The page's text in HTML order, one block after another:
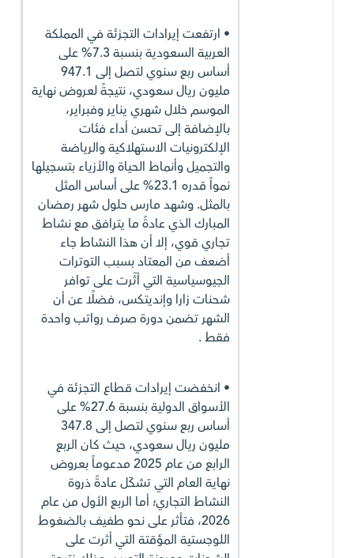
• ارتفعت إيرادات التجزئة في المملكة
العربية السعودية بنسبة 7.3% على
أساس ربع سنوي لتصل إلى 947.1
مليون ريال سعودي، نتيجةً لعروض نهاية
الموسم خلال شهري يناير وفبراير،
بالإضافة إلى تحسن أداء فئات
الإلكترونيات الاستهلاكية والرياضة
والتجميل وأنماط الحياة والأزياء بتسجيلها
نمواً قدره 23.1% على أساس المثل
بالمثل. وشهد مارس حلول شهر رمضان
المبارك الذي عادةً ما يترافق مع نشاط
تجاري قوي، إلا أن هذا النشاط جاء
أضعف من المعتاد بسبب التوترات
الجيوسياسية التي أثّرت على توافر
شحنات زارا وإنديتكس، فضلًا عن أن
الشهر تضمن دورة صرف رواتب واحدة
فقط .
• انخفضت إيرادات قطاع التجزئة في
الأسواق الدولية بنسبة 27.6% على
أساس ربع سنوي لتصل إلى 347.8
مليون ريال سعودي، حيث كان الربع
الرابع من عام 2025 مدعوماً بعروض
نهاية العام التي تشكّل عادةً ذروة
النشاط التجاري؛ أما الربع الأول من عام
2026، فتأثر على نحو طفيف بالضغوط
اللوجستية المؤقتة التي أثرت على